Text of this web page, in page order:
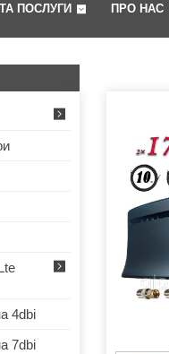
ПОСЛУГИ ПРО НАС
4dbi
7dbi